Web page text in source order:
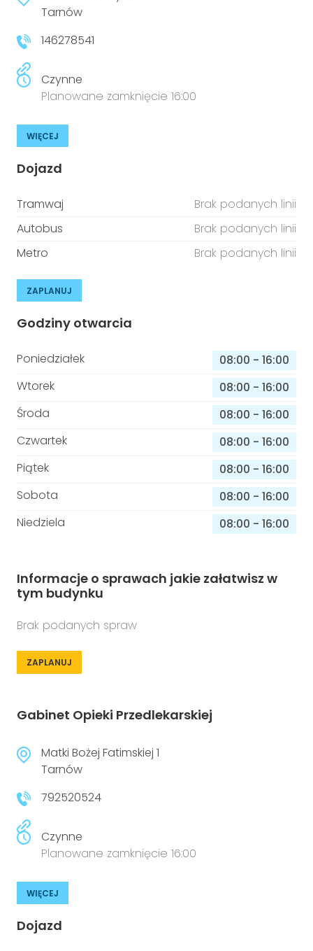
niepełnosprawnościami
Prawo
Prawa osób z niepełnosprawnościami
Urządzenia IoT
Tarnów
146278541
Czynne
Planowane zamknięcie 16:00
WIĘCEJ
Dojazd
Tramwaj
Brak podanych linii
Autobus
Brak podanych linii
Metro
Brak podanych linii
ZAPLANUJ
Godziny otwarcia
Poniedziałek 08:00 - 16:00
Wtorek
08:00 - 16:00
Środa
08:00 - 16:00
Czwartek
08:00 - 16:00
Piątek
08:00 - 16:00
Sobota
08:00 - 16:00
Niedziela
08:00 - 16:00
Informacje o sprawach jakie załatwisz w
tym budynku
Brak podanych spraw
ZAPLANUJ
Gabinet Opieki Przedlekarskiej
Matki Bożej Fatimskiej 1
Tarnów
792520524
Czynne
Planowane zamknięcie 16:00
WIĘCEJ
Dojazd